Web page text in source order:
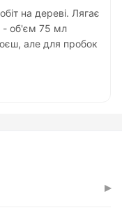
на дереві. Лягає
- об'єм 75 мл
але для пробок
▸